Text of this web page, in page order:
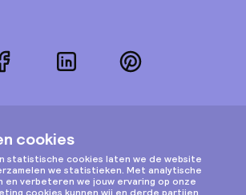
FacebookLinkedInPinterest
Instagram